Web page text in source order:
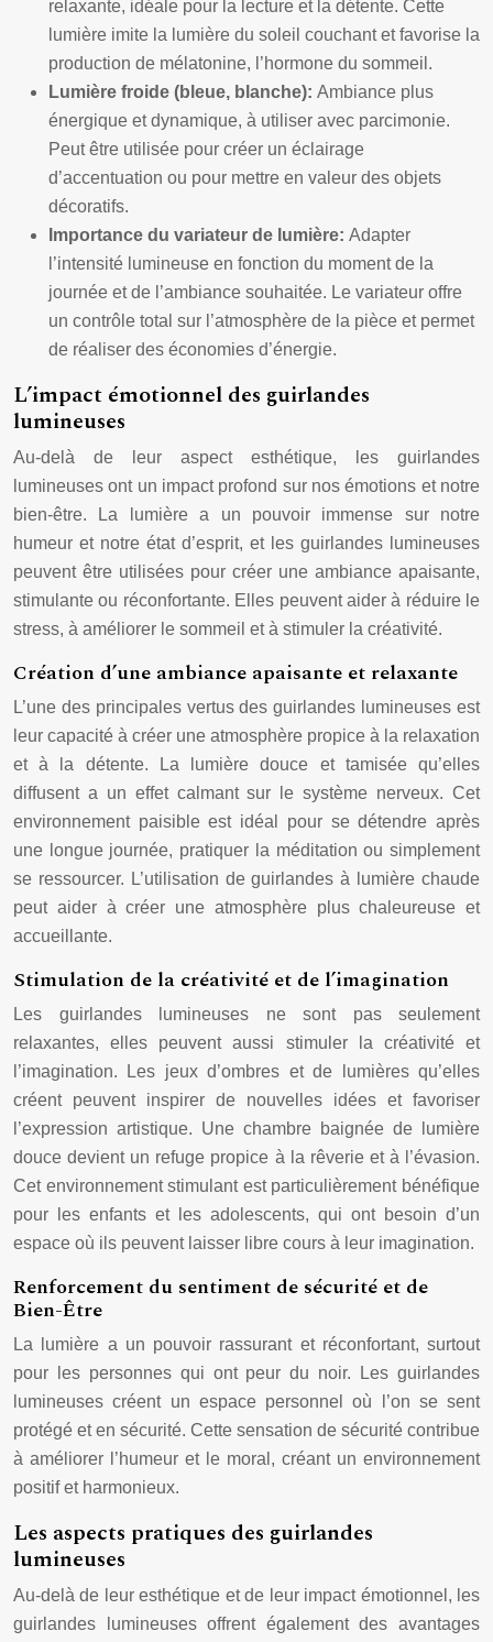
relaxante, idéale pour la lecture et la détente. Cette
lumière imite la lumière du soleil couchant et favorise la
production de mélatonine, l’hormone du sommeil.
Lumière froide (bleue, blanche): Ambiance plus
énergique et dynamique, à utiliser avec parcimonie.
Peut être utilisée pour créer un éclairage
d’accentuation ou pour mettre en valeur des objets
décoratifs.
Importance du variateur de lumière: Adapter
l’intensité lumineuse en fonction du moment de la
journée et de l’ambiance souhaitée. Le variateur offre
un contrôle total sur l’atmosphère de la pièce et permet
de réaliser des économies d’énergie.
L’impact émotionnel des guirlandes
lumineuses
Au-delà de leur aspect esthétique, les guirlandes
lumineuses ont un impact profond sur nos émotions et notre
bien-être. La lumière a un pouvoir immense sur notre
humeur et notre état d’esprit, et les guirlandes lumineuses
peuvent être utilisées pour créer une ambiance apaisante,
stimulante ou réconfortante. Elles peuvent aider à réduire le
stress, à améliorer le sommeil et à stimuler la créativité.
Création d’une ambiance apaisante et relaxante
L’une des principales vertus des guirlandes lumineuses est
leur capacité à créer une atmosphère propice à la relaxation
et à la détente. La lumière douce et tamisée qu’elles
diffusent a un effet calmant sur le système nerveux. Cet
environnement paisible est idéal pour se détendre après
une longue journée, pratiquer la méditation ou simplement
se ressourcer. L’utilisation de guirlandes à lumière chaude
peut aider à créer une atmosphère plus chaleureuse et
accueillante.
Stimulation de la créativité et de l’imagination
Les guirlandes lumineuses ne sont pas seulement
relaxantes, elles peuvent aussi stimuler la créativité et
l’imagination. Les jeux d’ombres et de lumières qu’elles
créent peuvent inspirer de nouvelles idées et favoriser
l’expression artistique. Une chambre baignée de lumière
douce devient un refuge propice à la rêverie et à l’évasion.
Cet environnement stimulant est particulièrement bénéfique
pour les enfants et les adolescents, qui ont besoin d’un
espace où ils peuvent laisser libre cours à leur imagination.
Renforcement du sentiment de sécurité et de
Bien-Être
La lumière a un pouvoir rassurant et réconfortant, surtout
pour les personnes qui ont peur du noir. Les guirlandes
lumineuses créent un espace personnel où l’on se sent
protégé et en sécurité. Cette sensation de sécurité contribue
à améliorer l’humeur et le moral, créant un environnement
positif et harmonieux.
Les aspects pratiques des guirlandes
lumineuses
Au-delà de leur esthétique et de leur impact émotionnel, les
guirlandes lumineuses offrent également des avantages